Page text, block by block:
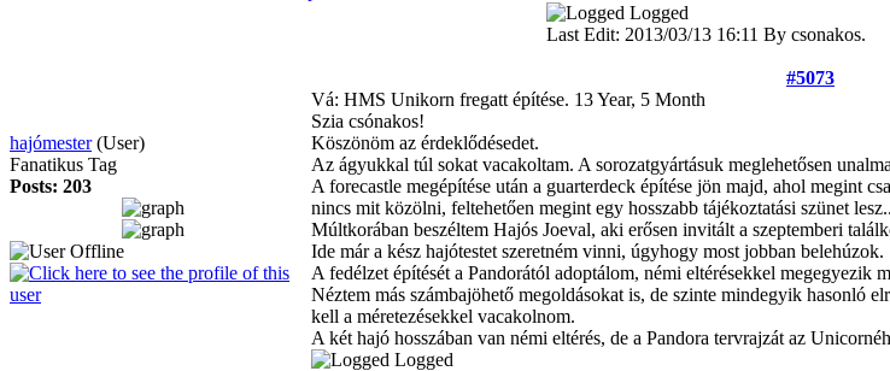
Logged
Last Edit: 2013/03/13 16:11 By csonakos.
#5073
hajómester (User)
Fanatikus Tag
Posts: 203
Vá: HMS Unikorn fregatt építése. 13 Year, 5 Month
Szia csónakos!
Köszönöm az érdeklődésedet.
Az ágyukkal túl sokat vacakoltam. A sorozatgyártásuk meglehetősen
A forecastle megépítése után a guarterdeck építése jön majd, ahol megint
nincs mit közölni, feltehetően megint egy hosszabb tájékoztatási szünet lesz..
Múltkorában beszéltem Hajós Joeval, aki erősen invitált a szeptemberi
Ide már a kész hajótestet szeretném vinni, úgyhogy most jobban belehúzok.
A fedélzet építését a Pandorától adoptálom, némi eltérésekkel megegyezik
Néztem más számbajöhető megoldásokat is, de szinte mindegyik hasonló
kell a méretezésekkel vacakolnom.
A két hajó hosszában van némi eltérés, de a Pandora tervrajzát az
Logged